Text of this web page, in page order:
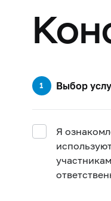
1 Выбор
Я